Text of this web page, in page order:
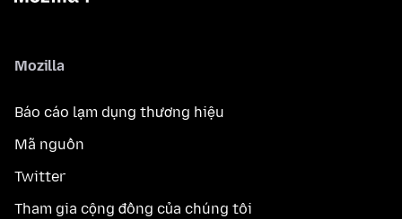
Mozilla
Báo cáo lạm dụng thương hiệu
Mã nguồn
Twitter
Tham gia cộng đồng của chúng tôi